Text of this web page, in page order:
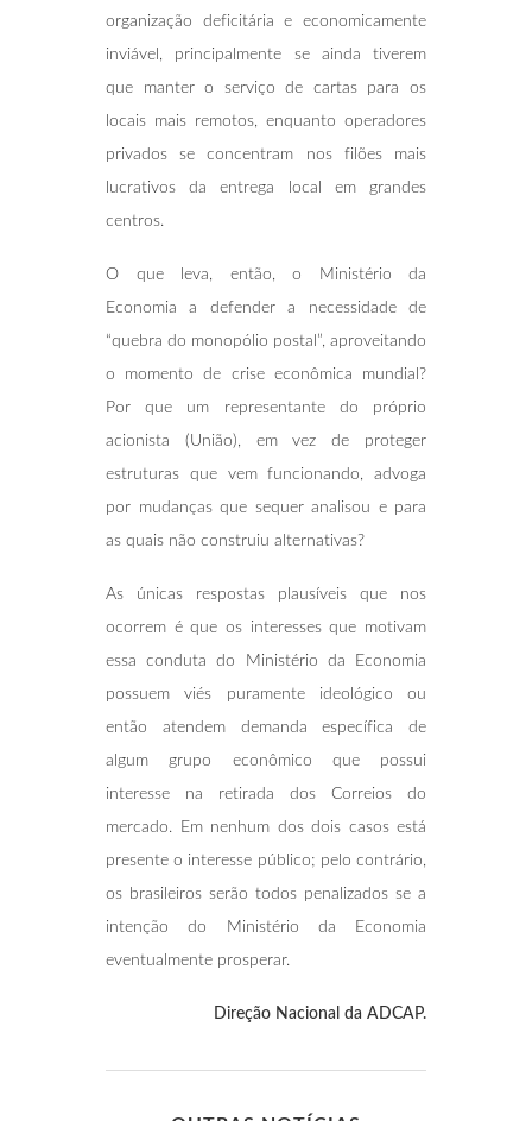
organização deficitária e economicamente
inviável, principalmente se ainda tiverem
que manter o serviço de cartas para os
locais mais remotos, enquanto operadores
privados se concentram nos filões mais
lucrativos da entrega local em grandes
centros.
O que leva, então, o Ministério da
Economia a defender a necessidade de
“quebra do monopólio postal”, aproveitando
o momento de crise econômica mundial?
Por que um representante do próprio
acionista (União), em vez de proteger
estruturas que vem funcionando, advoga
por mudanças que sequer analisou e para
as quais não construiu alternativas?
As únicas respostas plausíveis que nos
ocorrem é que os interesses que motivam
essa conduta do Ministério da Economia
possuem viés puramente ideológico ou
então atendem demanda específica de
algum grupo econômico que possui
interesse na retirada dos Correios do
mercado. Em nenhum dos dois casos está
presente o interesse público; pelo contrário,
os brasileiros serão todos penalizados se a
intenção do Ministério da Economia
eventualmente prosperar.
Direção Nacional da ADCAP.